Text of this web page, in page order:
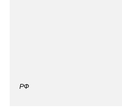
РФ